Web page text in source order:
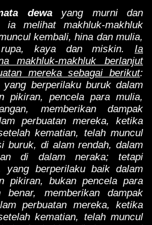
dewayang murni dan
ia melihat makhluk-makhluk
kembali, hina dan mulia,
kaya dan miskin. Ia
makhluk-makhluk berlanjut
mereka sebagai berikut:
yang berperilaku buruk dalam
pikiran, pencela para mulia,
memberikan dampak
perbuatan mereka, ketika
kematian, telah muncul
buruk, di alam rendah, dalam
di dalam neraka; tetapi
yang berperilaku baik dalam
pikiran, bukan pencela para
benar, memberikan dampak
perbuatan mereka, ketika
kematian, telah muncul